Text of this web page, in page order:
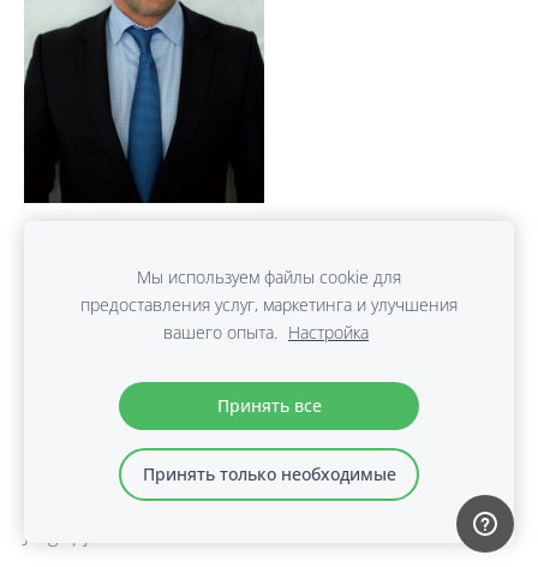
20 мая 2017 года Всеволод Зелёный избран
председателем правления Латвийской федерации
Поздравляем нашего лидера и его команду:
Aleksandrs JACKEVIČS
Raivis ČAKSTIŅŠ
Gatis MĪLENBERGS
Jevgeņijs KOROLS!
Мы используем файлы cookie для
предоставления услуг, маркетинга и улучшения
вашего опыта. Настройка
Принять все
Принять только необходимые